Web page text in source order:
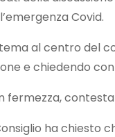
Covid.
al centro del
e chiedendo
fermezza,
ha chiesto